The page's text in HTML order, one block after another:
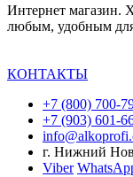
Интернет магазин.
любым, удобным для
КОНТАКТЫ
+7 (800) 700-
+7 (903) 601-
г. Нижний
Viber